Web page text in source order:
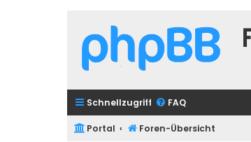
Schnellzugriff FAQ
Portal Foren-Übersicht